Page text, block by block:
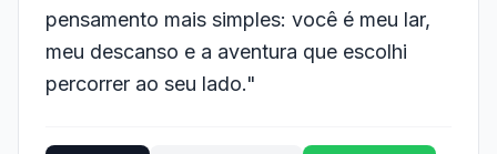
pensamento mais simples: você é meu lar,
meu descanso e a aventura que escolhi
percorrer ao seu lado."